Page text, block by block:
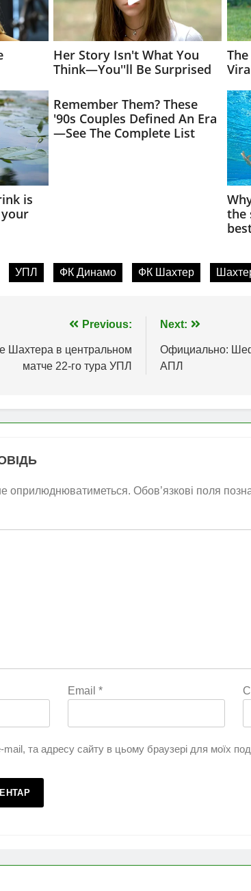
УПЛ ФК Динамо ФК Шахтер
Previous:
Шахтера в центральном
матче 22-го тура УПЛ
Next:
Официально:
АПЛ
оприлюднюватиметься. Обов’язкові поля
Email *
mail, та адресу сайту в цьому браузері для моїх